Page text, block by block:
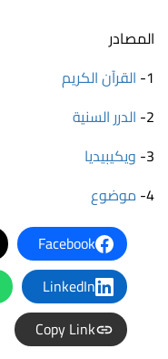
المصادر
1- القرآن الكريم
2- الدرر السنية
3- ويكيبيديا
4- موضوع
Facebook
LinkedIn
Copy Link